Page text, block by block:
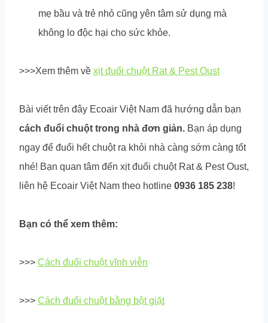
mẹ bầu và trẻ nhỏ cũng yên tâm sử dụng mà
không lo độc hại cho sức khỏe.
>>>Xem thêm về xịt đuổi chuột Rat & Pest Oust
Bài viết trên đây Ecoair Việt Nam đã hướng dẫn bạn
cách đuổi chuột trong nhà đơn giản. Bạn áp dụng
ngay để đuổi hết chuột ra khỏi nhà càng sớm càng tốt
nhé! Bạn quan tâm đến xịt đuổi chuột Rat & Pest Oust,
liên hệ Ecoair Việt Nam theo hotline 0936 185 238!
Bạn có thể xem thêm:
>>> Cách đuổi chuột vĩnh viễn
>>> Cách đuổi chuột bằng bột giặt